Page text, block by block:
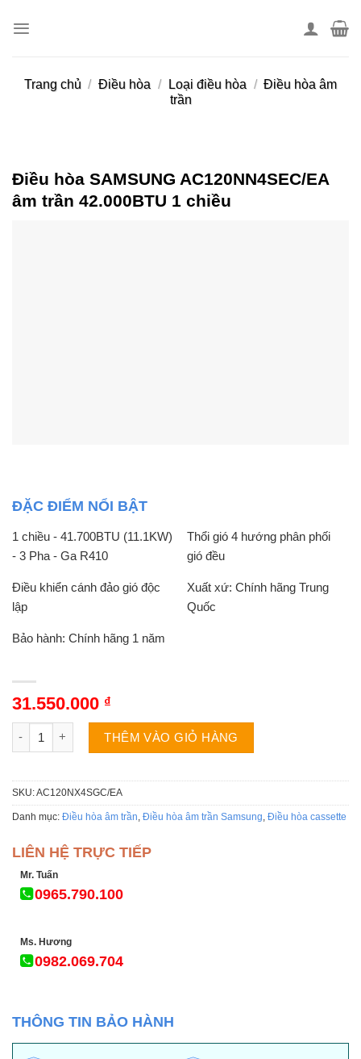
Trang chủ / Điều hòa / Loại điều hòa / Điều hòa âm
trần
Điều hòa SAMSUNG AC120NN4SEC/EA
âm trần 42.000BTU 1 chiều
ĐẶC ĐIỂM NỔI BẬT
1 chiều - 41.700BTU (11.1KW)
- 3 Pha - Ga R410
Thổi gió 4 hướng phân phối
gió đều
Điều khiển cánh đảo gió độc
lập
Xuất xứ: Chính hãng Trung
Quốc
Bảo hành: Chính hãng 1 năm
31.550.000 ₫
Điều hòa SAMSUNG AC120NN4SEC/EA âm trần 42.000BTU 1
THÊM VÀO GIỎ HÀNG
SKU:AC120NX4SGC/EA
Danh mục: Điều hòa âm trần, Điều hòa âm trần Samsung, Điều hòa cassette
LIÊN HỆ TRỰC TIẾP
Mr. Tuấn
0965.790.100
Ms. Hương
0982.069.704
THÔNG TIN BẢO HÀNH